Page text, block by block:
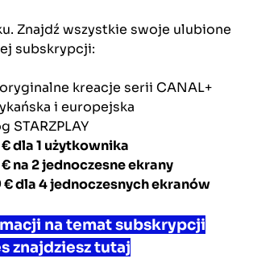
Znajdź wszystkie swoje ulubione
subskrypcji:
kreacje serii CANAL+
i europejska
STARZPLAY
dla 1 użytkownika
na 2 jednoczesne ekrany
€dla 4 jednoczesnych ekranów
na temat subskrypcji
znajdziesz tutaj